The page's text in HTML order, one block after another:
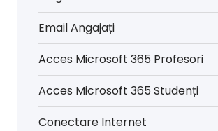
Email Angajați
Acces Microsoft 365 Profesori
Acces Microsoft 365 Studenți
Conectare Internet